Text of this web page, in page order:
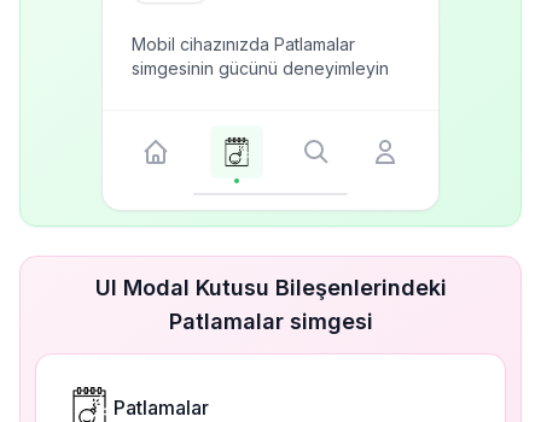
Mobil cihazınızda Patlamalar
simgesinin gücünü deneyimleyin
UI Modal Kutusu Bileşenlerindeki
Patlamalar simgesi
Patlamalar